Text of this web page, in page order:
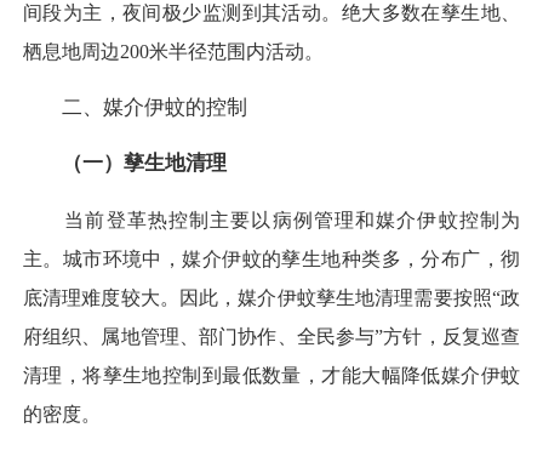
间段为主，夜间极少监测到其活动。绝大多数在孳生地、
栖息地周边200米半径范围内活动。
二、媒介伊蚊的控制
（一）孳生地清理
当前登革热控制主要以病例管理和媒介伊蚊控制为
主。城市环境中，媒介伊蚊的孳生地种类多，分布广，彻
底清理难度较大。因此，媒介伊蚊孳生地清理需要按照“政
府组织、属地管理、部门协作、全民参与”方针，反复巡查
清理，将孳生地控制到最低数量，才能大幅降低媒介伊蚊
的密度。